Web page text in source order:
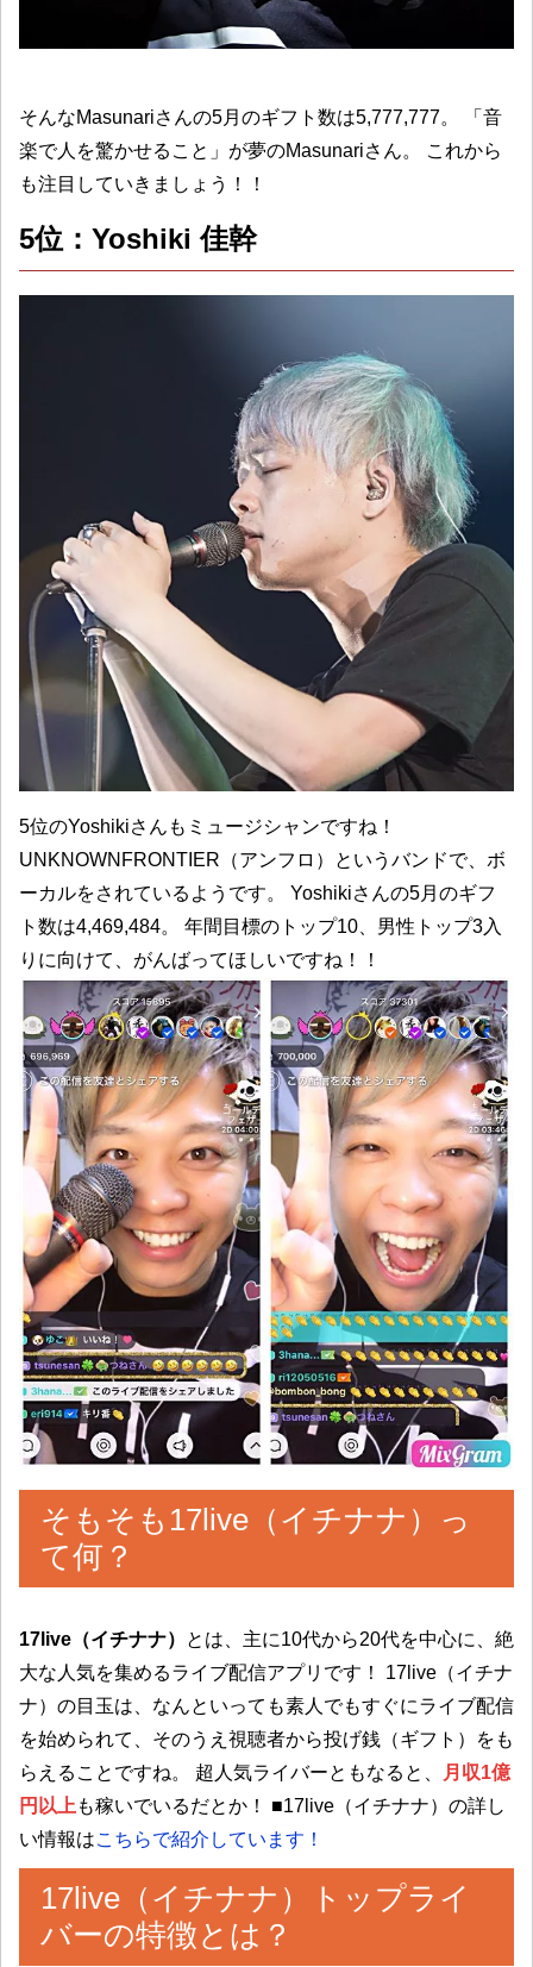
そんなMasunariさんの5月のギフト数は5,777,777。 「音
楽で人を驚かせること」が夢のMasunariさん。 これから
も注目していきましょう！！
5位：Yoshiki 佳幹
5位のYoshikiさんもミュージシャンですね！
UNKNOWNFRONTIER（アンフロ）というバンドで、ボ
ーカルをされているようです。 Yoshikiさんの5月のギフ
ト数は4,469,484。 年間目標のトップ10、男性トップ3入
りに向けて、がんばってほしいですね！！
そもそも17live（イチナナ）っ
て何？
17live（イチナナ）
とは、主に10代から20代を中心に、絶
大な人気を集めるライブ配信アプリです！ 17live（イチナ
ナ）の目玉は、なんといっても素人でもすぐにライブ配信
を始められて、そのうえ視聴者から投げ銭（ギフト）をも
らえることですね。 超人気ライバーともなると、
月収1億
円以上 も稼いでいるだとか！ ■17live（イチナナ）の詳し
い情報はこちらで紹介しています！
17live（イチナナ）トップライ
バーの特徴とは？